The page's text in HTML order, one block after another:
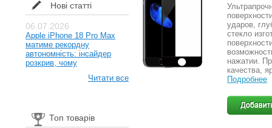
Нові статті
06.07.2026
Apple iPhone 18 Pro Max
матиме рекордну
автономність: інсайдер
розкрив, чому
Читати все
Топ товарів
ударов,
стекло
нажатии.
качества,
Подробнее